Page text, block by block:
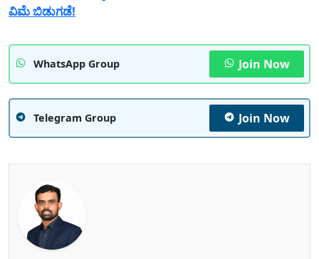
ವಿಮೆ ಬಿಡುಗಡೆ!
WhatsApp Group Join Now
Telegram Group Join Now